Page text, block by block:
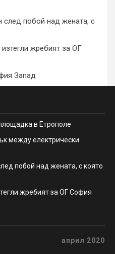
побой над жената, с
жребият за ОГ
Запад
в Етрополе
между електрически
побой над жената, с която
жребият за ОГ София
април 2020